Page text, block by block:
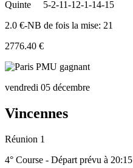
Quinte
5-2-11-12-1-14-15
2.0 €-NB de fois la mise: 21
2776.40 €
vendredi 05 décembre
Vincennes
Réunion 1
4° Course - Départ prévu à 20:15